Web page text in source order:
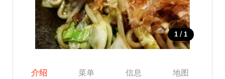
1 / 1
介绍 菜单 信息 地图